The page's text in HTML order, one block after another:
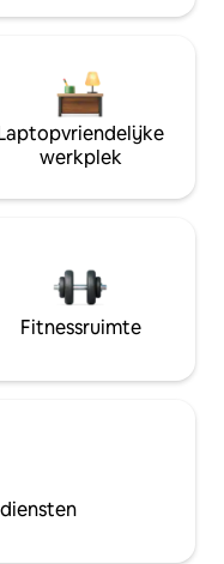
werkplek
Fitnessruimte